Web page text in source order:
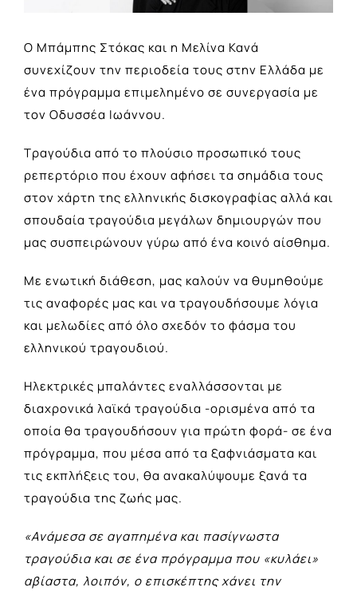
Ο Μπάμπης Στόκας και η Μελίνα Κανά
συνεχίζουν την περιοδεία τους στην Ελλάδα με
ένα πρόγραμμα επιμελημένο σε συνεργασία με
τον Οδυσσέα Ιωάννου.
Τραγούδια από το πλούσιο προσωπικό τους
ρεπερτόριο που έχουν αφήσει τα σημάδια τους
στον χάρτη της ελληνικής δισκογραφίας αλλά και
σπουδαία τραγούδια μεγάλων δημιουργών που
μας συσπειρώνουν γύρω από ένα κοινό αίσθημα.
Με ενωτική διάθεση, μας καλούν να θυμηθούμε
τις αναφορές μας και να τραγουδήσουμε λόγια
και μελωδίες από όλο σχεδόν το φάσμα του
ελληνικού τραγουδιού.
Ηλεκτρικές μπαλάντες εναλλάσσονται με
διαχρονικά λαϊκά τραγούδια -ορισμένα από τα
οποία θα τραγουδήσουν για πρώτη φορά- σε ένα
πρόγραμμα, που μέσα από τα ξαφνιάσματα και
τις εκπλήξεις του, θα ανακαλύψουμε ξανά τα
τραγούδια της ζωής μας.
«Ανάμεσα σε αγαπημένα και πασίγνωστα
τραγούδια και σε ένα πρόγραμμα που «κυλάει»
αβίαστα, λοιπόν, ο επισκέπτης χάνει την